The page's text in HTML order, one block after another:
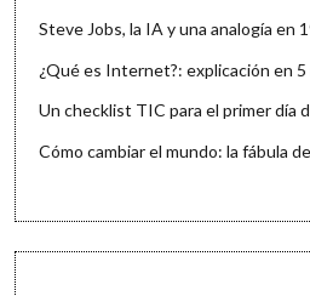
Steve Jobs, la IA y una analogía en
¿Qué es Internet?: explicación en
Un checklist TIC para el primer día
Cómo cambiar el mundo: la fábula